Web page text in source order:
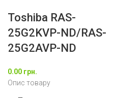
Toshiba RAS-
25G2KVP-ND/RAS-
25G2AVP-ND
0.00 грн.
Опис товару